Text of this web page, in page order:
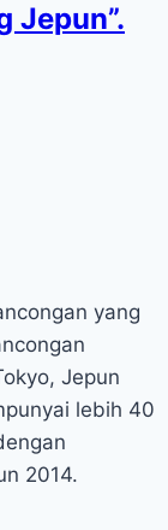
Jepun”.
yang
Jepun
lebih 40
2014.